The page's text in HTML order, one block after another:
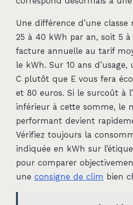
Une différence d’une classe
25 à 40 kWh par an, soit 5
facture annuelle au tarif
le kWh. Sur 10 ans
C plutôt que E vous fera
et 80 euros. Si le surcoût à
inférieur à cette somme, le
performant devient
Vérifiez toujours la
indiquée en kWh sur
pour comparer
une consigne de clim bien